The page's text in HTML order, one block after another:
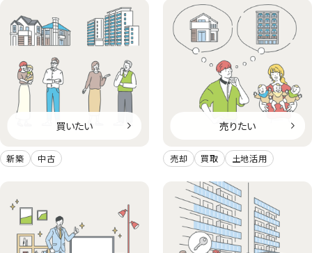
買いたい
新築 中古
売りたい
売却 買取 土地活用